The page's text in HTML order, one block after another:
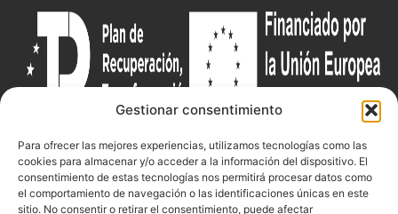
Gestionar consentimiento
Para ofrecer las mejores experiencias, utilizamos tecnologías como las
cookies para almacenar y/o acceder a la información del dispositivo. El
consentimiento de estas tecnologías nos permitirá procesar datos como
el comportamiento de navegación o las identificaciones únicas en este
sitio. No consentir o retirar el consentimiento, puede afectar
Federació
Competicions
Competiciones
Documentacio
Funcionament
Contacte
Carrer de les